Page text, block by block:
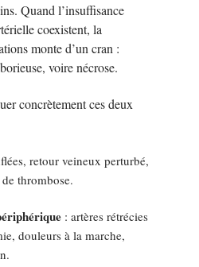
Quand l’insuffisance
coexistent, la
monte d’un cran :
voire nécrose.
concrètement ces deux
retour veineux perturbé,
thrombose.
: artères rétrécies
douleurs à la marche,